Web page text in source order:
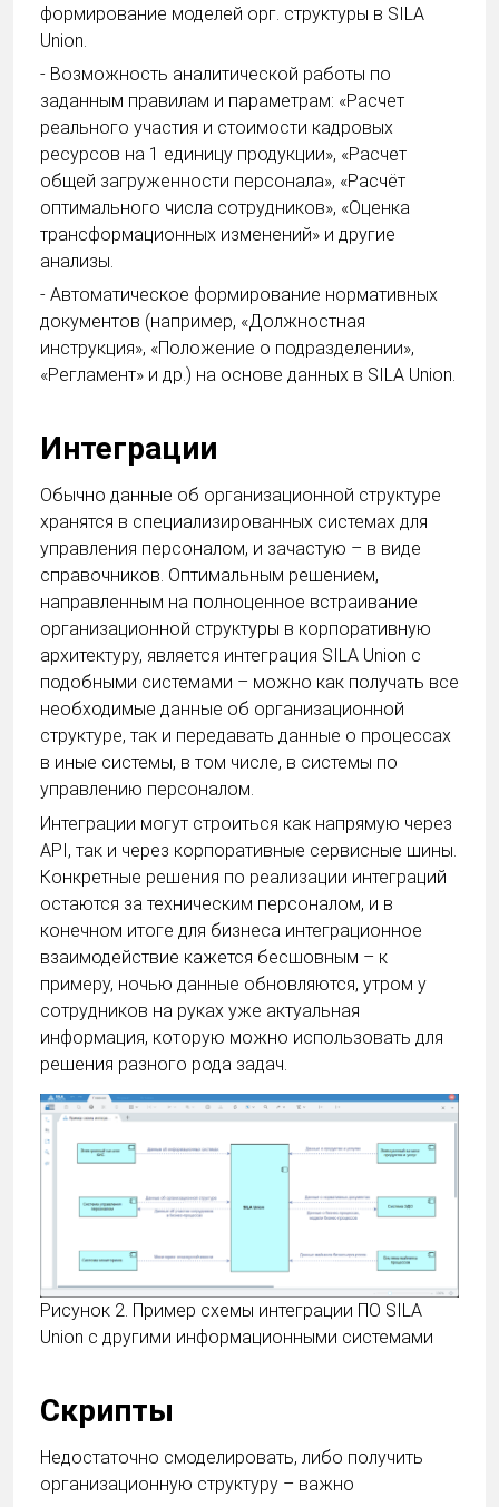
формирование моделей орг. структуры в SILA
Union.
- Возможность аналитической работы по
заданным правилам и параметрам: «Расчет
реального участия и стоимости кадровых
ресурсов на 1 единицу продукции», «Расчет
общей загруженности персонала», «Расчёт
оптимального числа сотрудников», «Оценка
трансформационных изменений» и другие
анализы.
- Автоматическое формирование нормативных
документов (например, «Должностная
инструкция», «Положение о подразделении»,
«Регламент» и др.) на основе данных в SILA Union.
Интеграции
Обычно данные об организационной структуре
хранятся в специализированных системах для
управления персоналом, и зачастую – в виде
справочников. Оптимальным решением,
направленным на полноценное встраивание
организационной структуры в корпоративную
архитектуру, является интеграция SILA Union c
подобными системами – можно как получать все
необходимые данные об организационной
структуре, так и передавать данные о процессах
в иные системы, в том числе, в системы по
управлению персоналом.
Интеграции могут строиться как напрямую через
API, так и через корпоративные сервисные шины.
Конкретные решения по реализации интеграций
остаются за техническим персоналом, и в
конечном итоге для бизнеса интеграционное
взаимодействие кажется бесшовным – к
примеру, ночью данные обновляются, утром у
сотрудников на руках уже актуальная
информация, которую можно использовать для
решения разного рода задач.
Рисунок 2. Пример схемы интеграции ПО SILA
Union с другими информационными системами
Скрипты
Недостаточно смоделировать, либо получить
организационную структуру – важно